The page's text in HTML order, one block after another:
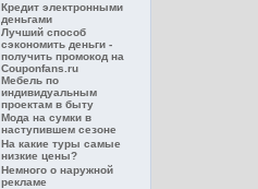
Кредит электронными
деньгами
Лучший способ
сэкономить деньги -
получить промокод на
Couponfans.ru
Мебель по
индивидуальным
проектам в быту
Мода на сумки в
наступившем сезоне
На какие туры самые
низкие цены?
Немного о наружной
рекламе